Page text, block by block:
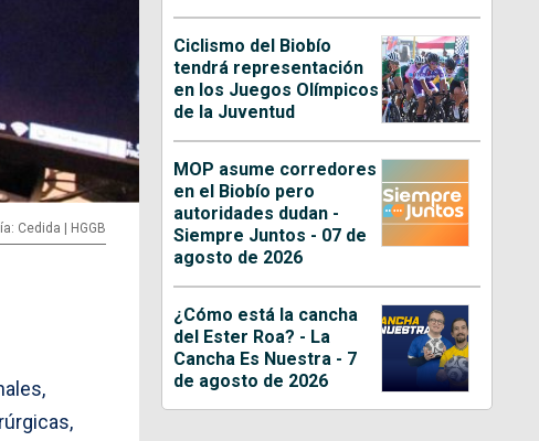
Cedida | HGGB
Ciclismo del Biobío
tendrá representación
en los Juegos Olímpicos
de la Juventud
MOP asume corredores
en el Biobío pero
autoridades dudan -
Siempre Juntos - 07 de
agosto de 2026
¿Cómo está la cancha
del Ester Roa? - La
Cancha Es Nuestra - 7
de agosto de 2026